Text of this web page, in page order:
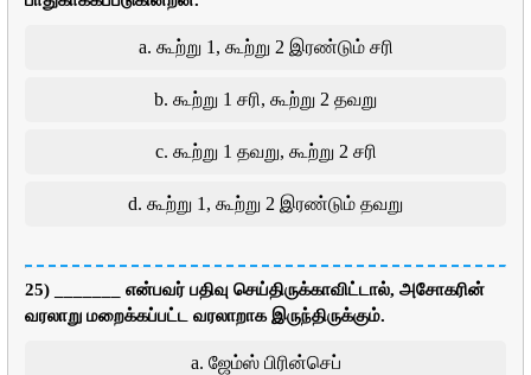
a. கூற்று 1, கூற்று 2 இரண்டும் சரி
b. கூற்று 1 சரி, கூற்று 2 தவறு
c. கூற்று 1 தவறு, கூற்று 2 சரி
d. கூற்று 1, கூற்று 2 இரண்டும் தவறு
25) _______ என்பவர் பதிவு செய்திருக்காவிட்டால், அசோகரின்
வரலாறு மறைக்கப்பட்ட வரலாறாக இருந்திருக்கும்.
a. ஜேம்ஸ் பிரின்செப்